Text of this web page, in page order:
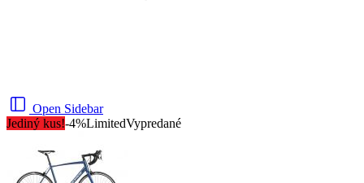
Open Sidebar
Jediný kus!-4%LimitedVypredané